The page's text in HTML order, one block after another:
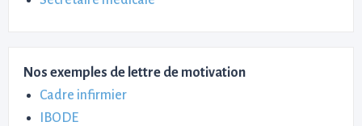
Nos exemples de lettre de motivation
Cadre infirmier
IBODE